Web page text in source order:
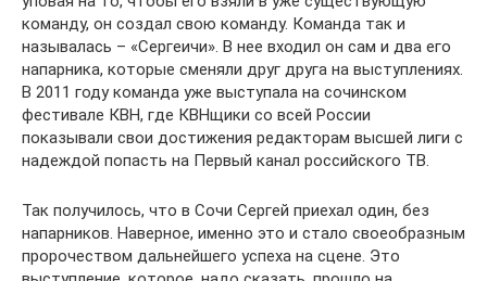
команду, он создал свою команду. Команда так и
называлась – «Сергеичи». В нее входил он сам и два его
напарника, которые сменяли друг друга на выступлениях.
В 2011 году команда уже выступала на сочинском
фестивале КВН, где КВНщики со всей России
показывали свои достижения редакторам высшей лиги с
надеждой попасть на Первый канал российского ТВ.
Так получилось, что в Сочи Сергей приехал один, без
напарников. Наверное, именно это и стало своеобразным
пророчеством дальнейшего успеха на сцене. Это